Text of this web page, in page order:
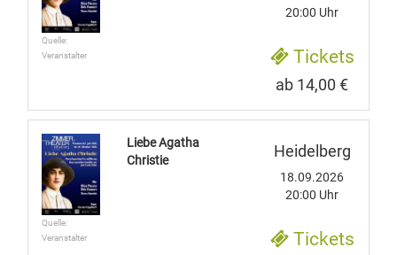
Quelle:
Veranstalter
20:00 Uhr
Tickets
ab 14,00 €
Quelle:
Veranstalter
Liebe Agatha
Christie
Heidelberg
18.09.2026
20:00 Uhr
Tickets